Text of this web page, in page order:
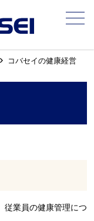
メニュー
コバセイの健康経営
従業員の健康管理につ